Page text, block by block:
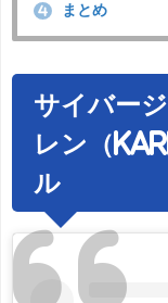
4 まとめ
サイバー
レン（
ル